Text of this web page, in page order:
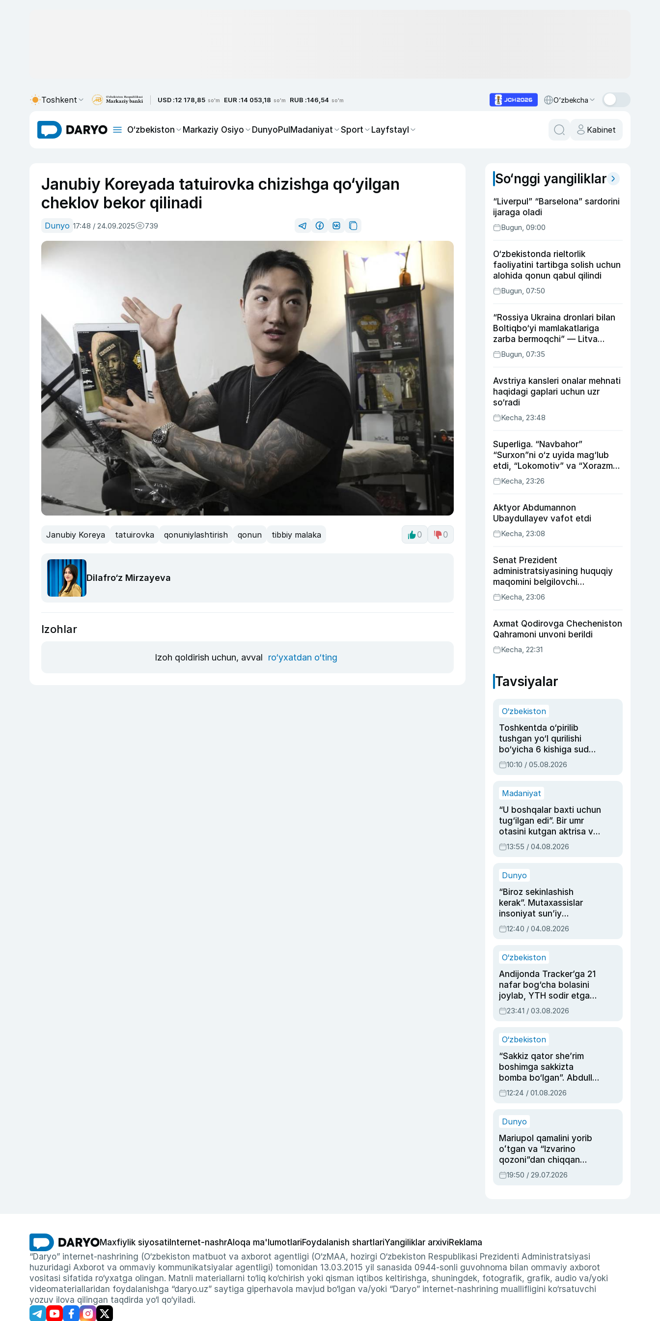
Toshkent USD :12 178,85 so'm EUR :14 053,18 so'm RUB :146,54 so'm O‘zbekcha
O‘zbekiston Markaziy Osiyo DunyoPulMadaniyat Sport Layfstayl Kabinet
Janubiy Koreyada tatuirovka chizishga qo‘yilgan
cheklov bekor qilinadi
Dunyo 17:48 / 24.09.2025 739
Janubiy Koreya tatuirovka qonuniylashtirish qonun tibbiy malaka 0 0
Dilafro‘z Mirzayeva
Izohlar
Izoh qoldirish uchun, avval ro‘yxatdan o‘ting
So‘nggi yangiliklar
“Liverpul” “Barselona” sardorini
ijaraga oladi
Bugun, 09:00
O‘zbekistonda rieltorlik
faoliyatini tartibga solish uchun
alohida qonun qabul qilindi
Bugun, 07:50
“Rossiya Ukraina dronlari bilan
Boltiqbo‘yi mamlakatlariga
zarba bermoqchi” — Litva
mudofaa vaziri
Bugun, 07:35
Avstriya kansleri onalar mehnati
haqidagi gaplari uchun uzr
so‘radi
Kecha, 23:48
Superliga. “Navbahor”
“Surxon”ni o‘z uyida mag‘lub
etdi, “Lokomotiv” va “Xorazm”
uyda g‘alaba qozondi
Kecha, 23:26
Aktyor Abdu­mannon
Ubaydullayev vafot etdi
Kecha, 23:08
Senat Prezident
administratsiyasining huquqiy
maqomini belgilovchi
konstitutsiyaviy qonunni
ma’qulladi
Kecha, 23:06
Axmat Qodirovga Checheniston
Qahramoni unvoni berildi
Kecha, 22:31
Tavsiyalar
O‘zbekiston
Toshkentda o‘pirilib
tushgan yo‘l qurilishi
bo‘yicha 6 kishiga sud
hukmi o‘qildi
10:10 / 05.08.2026
Madaniyat
“U boshqalar baxti uchun
tug‘ilgan edi”. Bir umr
otasini kutgan aktrisa va
dublyaj ustasi Rimma
Ahmedovaning
13:55 / 04.08.2026
Dunyo
“Biroz sekinlashish
kerak”. Mutaxassislar
insoniyat sun’iy
intellektni boshqara
olmay qolishidan xavotir
12:40 / 04.08.2026
O‘zbekiston
Andijonda Tracker’ga 21
nafar bog‘cha bolasini
joylab, YTH sodir etgan
ayolga sud hukmi o‘qildi
23:41 / 03.08.2026
O‘zbekiston
“Sakkiz qator she’rim
boshimga sakkizta
bomba bo‘lgan”. Abdulla
Oripovni siyosiy
ayblovlardan asrab
12:24 / 01.08.2026
Dunyo
Mariupol qamalini yorib
oʻtgan va “Izvarino
qozoni”dan chiqqan
qahramon — Ukraina
armiyasi bosh
19:50 / 29.07.2026
Maxfiylik siyosati Internet-nashrAloqa ma'lumotlariFoydalanish shartlariYangiliklar arxiviReklama
“Daryo” internet-nashrining (O‘zbekiston matbuot va axborot agentligi (O‘zMAA, hozirgi O‘zbekiston Respublikasi Prezidenti Administratsiyasi
huzuridagi Axborot va ommaviy kommunikatsiyalar agentligi) tomonidan 13.03.2015 yil sanasida 0944-sonli guvohnoma bilan ommaviy axborot
vositasi sifatida ro‘yxatga olingan. Matnli materiallarni to‘liq ko‘chirish yoki qisman iqtibos keltirishga, shuningdek, fotografik, grafik, audio va/yoki
videomateriallaridan foydalanishga “daryo.uz” saytiga giperhavola mavjud bo‘lgan va/yoki “Daryo” internet-nashrining muallifligini ko‘rsatuvchi
yozuv ilova qilingan taqdirda yo‘l qo‘yiladi.